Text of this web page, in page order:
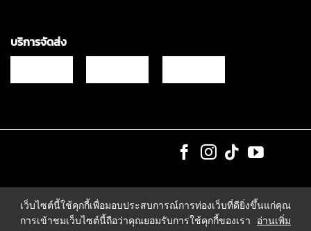
บริการจัดส่ง
เว็บไซต์นี้ใช้คุกกี้เพื่อมอบประสบการณ์การท่องเว็บที่ดียิ่งขึ้นแก่คุณ
การเข้าชมเว็บไซต์นี้ถือว่าคุณยอมรับการใช้คุกกี้ของเรา
อ่านเพิ่ม